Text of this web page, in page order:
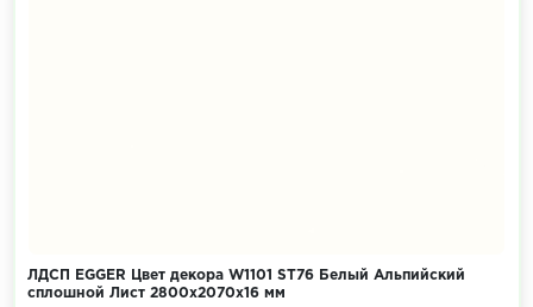
ЛДСП EGGER Цвет декора W1101 ST76 Белый Альпийский
сплошной Лист 2800x2070х16 мм